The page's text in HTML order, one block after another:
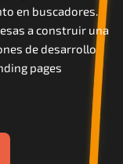
en buscadores.
a construir una
de desarrollo
pages